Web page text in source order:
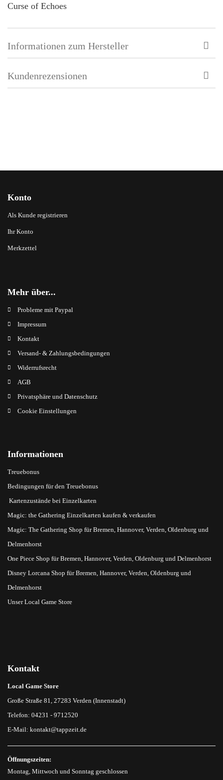
Curse of Echoes
Informationen zum Hersteller
Kundenrezensionen
Konto
Als Kunde registrieren
Ihr Konto
Merkzettel
Mehr über...
Probleme mit Paypal
Impressum
Kontakt
Versand- & Zahlungsbedingungen
Widerrufsrecht
AGB
Privatsphäre und Datenschutz
Cookie Einstellungen
Informationen
Treuebonus
Bedingungen für den Treuebonus
Kartenzustände bei Einzelkarten
Magic: the Gathering Einzelkarten kaufen & verkaufen
Magic: The Gathering Shop für Bremen, Hannover, Verden, Oldenburg und
Delmenhorst
One Piece Shop für Bremen, Hannover, Verden, Oldenburg und Delmenhorst
Disney Lorcana Shop für Bremen, Hannover, Verden, Oldenburg und
Delmenhorst
Unser Local Game Store
Kontakt
Local Game Store
Große Straße 81, 27283 Verden (Innenstadt)
Telefon: 04231 - 9712520
E-Mail: kontakt@tappzeit.de
Öffnungszeiten:
Montag, Mittwoch und Sonntag geschlossen